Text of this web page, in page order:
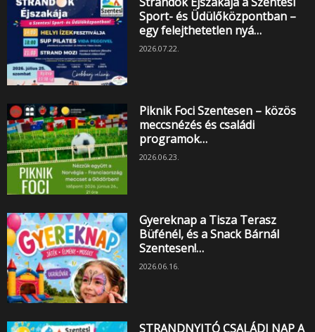
Sport- és Üdülőközpontban –
egy felejthetetlen nyá…
2026.07.22.
Piknik Foci Szentesen – közös
meccsnézés és családi
programok…
2026.06.23.
Gyereknap a Tisza Terasz
Büfénél, és a Snack Bárnál
Szentesen!…
2026.06.16.
STRANDNYITÓ CSALÁDI NAP A